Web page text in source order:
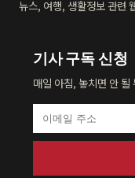
뉴스, 여행, 생활정보 관련
기사 구독 신청
매일 아침, 놓치면 안 될